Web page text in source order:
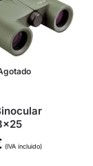
(IVA incluido)